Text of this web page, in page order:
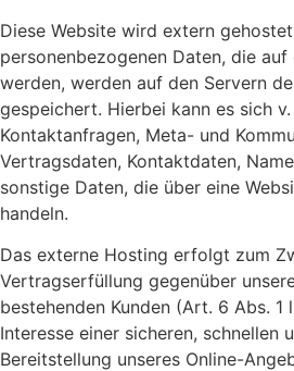
Diese Website wird extern
personenbezogenen Daten, die
werden, werden auf den Servern
gespeichert. Hierbei kann es sich v.
Kontaktanfragen, Meta- und
Vertragsdaten, Kontaktdaten,
sonstige Daten, die über eine
handeln.
Das externe Hosting erfolgt zum
Vertragserfüllung gegenüber
bestehenden Kunden (Art. 6 Abs. 1
Interesse einer sicheren, schnellen
Bereitstellung unseres Online-